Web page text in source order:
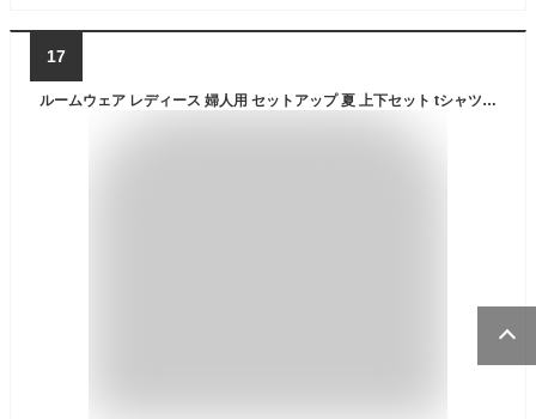
17
ルームウェア レディース 婦人用 セットアップ 夏 上下セット tシャツ 半袖 無地 部屋着 楽ちん パジャマ オーバーサイズ 2点セット冷感 部屋着 上下セット ルームウェア 前と後ろ ポケット付き アイスシルク 大きいサイズ 太め ウエストゴム 涼しい 可愛い 通気性 柔らかい